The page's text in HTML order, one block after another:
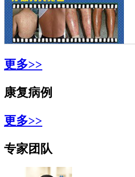
更多>>
康复病例
更多>>
专家团队